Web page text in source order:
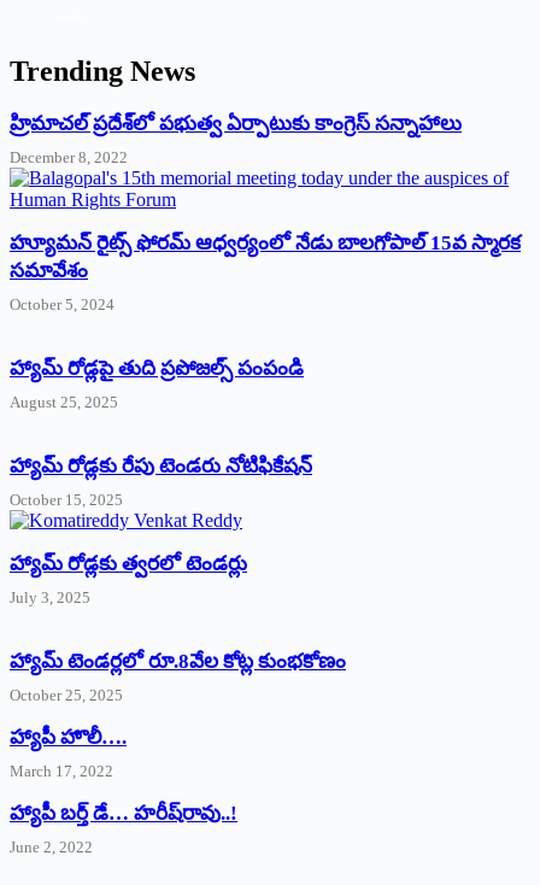
Trending News
‌హ్రిమాచల్‌ ‌ప్రదేశ్‌లో పభుత్వ ఏర్పాటుకు కాంగ్రెస్‌ ‌సన్నాహాలు
December 8, 2022
హ్యూమన్‌ రైట్స్‌ ఫోరమ్‌ ఆధ్వర్యంలో నేడు బాలగోపాల్‌ 15వ స్మారక
సమావేశం
October 5, 2024
హ్యామ్‌ రోడ్లపై తుది ప్రపోజల్స్‌ పంపండి
August 25, 2025
హ్యామ్‌ రోడ్లకు రేపు టెండరు నోటిఫికేషన్‌
October 15, 2025
హ్యామ్‌ రోడ్లకు త్వరలో టెండర్లు
July 3, 2025
హ్యామ్‌ ‌టెండర్లలో రూ.8వేల కోట్ల కుంభకోణం
October 25, 2025
హ్యాపీ హొలీ….
March 17, 2022
హ్యాపీ బర్త్ ‌డే… హరీష్‌రావు..!
June 2, 2022